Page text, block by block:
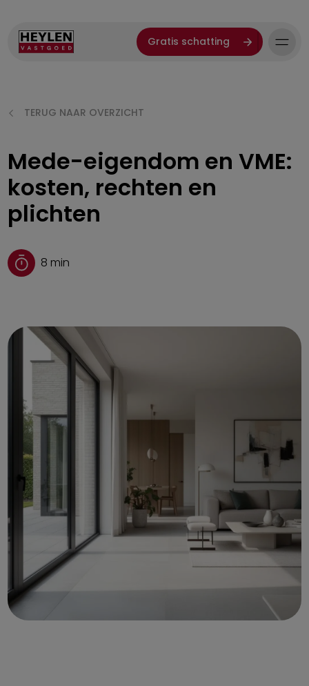
Gratis schatting
TERUG NAAR OVERZICHT
Mede-eigendom en VME:
kosten, rechten en
plichten
8 min